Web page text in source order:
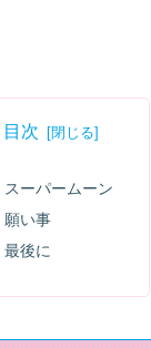
目次
スーパームーン
願い事
最後に